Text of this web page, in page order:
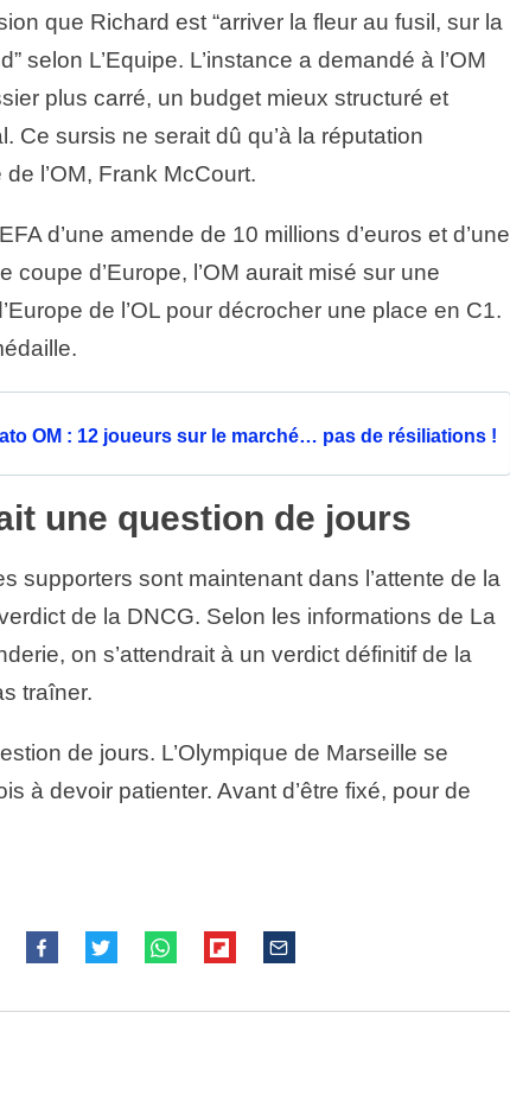
que Richard est “arriver la fleur au fusil, sur la
selon L’Equipe. L’instance a demandé à l’OM
plus carré, un budget mieux structuré et
Ce sursis ne serait dû qu’à la réputation
l’OM, Frank McCourt.
d’une amende de 10 millions d’euros et d’une
coupe d’Europe, l’OM aurait misé sur une
de l’OL pour décrocher une place en C1.
OM : 12 joueurs sur le marché… pas de résiliations !
une question de jours
supporters sont maintenant dans l’attente de la
de la DNCG. Selon les informations de La
on s’attendrait à un verdict définitif de la
traîner.
de jours. L’Olympique de Marseille se
à devoir patienter. Avant d’être fixé, pour de